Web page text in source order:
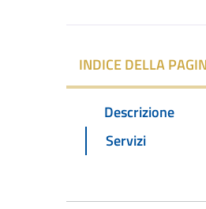
INDICE DELLA
Descrizione
Servizi